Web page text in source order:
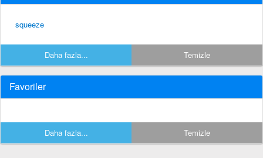
squeeze
Daha fazla... Temizle
Favoriler
Daha fazla... Temizle